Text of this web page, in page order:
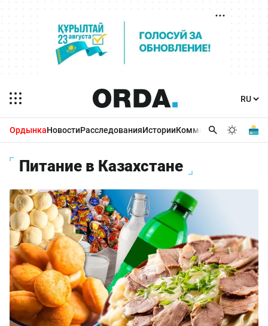
ОрдынкаНовостиРасследованияИсторииКомментарииБизнес
Питание в Казахстане